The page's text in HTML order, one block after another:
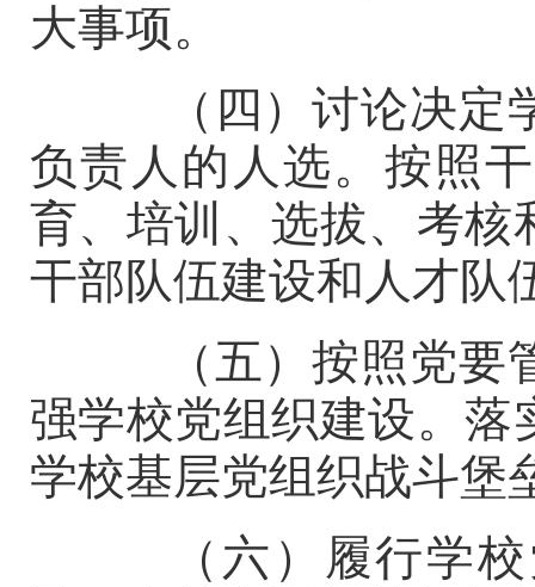
大事项。
（四）讨论决定学
负责人的人选。按照
育、培训、选拔、考核
干部队伍建设和人才队
（五）按照党要管
强学校党组织建设。
学校基层党组织战斗堡
（六）履行学校